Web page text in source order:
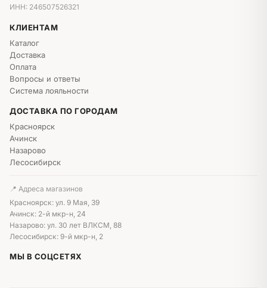
уверены в результате
✅Доставка по Красноярску, Ачинску, Назарово,
Лесосибирску
Сделайте свой свадебный день идеальным —
🌸 Выбрать свадебный букет →
ИНН: 246507526321
КЛИЕНТАМ
Каталог
Доставка
Оплата
Вопросы и ответы
Система лояльности
ДОСТАВКА ПО ГОРОДАМ
Красноярск
Ачинск
Назарово
Лесосибирск
📍 Адреса магазинов
Красноярск: ул. 9 Мая, 39
Ачинск: 2-й мкр-н, 24
Назарово: ул. 30 лет ВЛКСМ, 88
Лесосибирск: 9-й мкр-н, 2
МЫ В СОЦСЕТЯХ